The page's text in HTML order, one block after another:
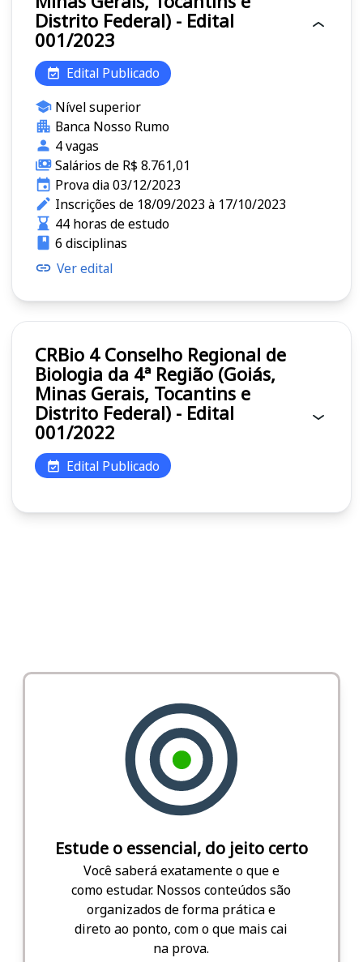
Distrito Federal) - Edital
001/2023
Edital Publicado
Nível superior
Banca Nosso Rumo
4 vagas
Salários de R$ 8.761,01
Prova dia 03/12/2023
Inscrições de 18/09/2023 à 17/10/2023
44 horas de estudo
6 disciplinas
Ver edital
CRBio 4 Conselho Regional de
Biologia da 4ª Região (Goiás,
Minas Gerais, Tocantins e
Distrito Federal) - Edital
001/2022
Edital Publicado
Estude o essencial, do jeito certo
Você saberá exatamente o que e
como estudar. Nossos conteúdos são
organizados de forma prática e
direto ao ponto, com o que mais cai
na prova.